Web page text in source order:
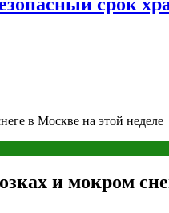
срок
в Москве на этой неделе
и мокром